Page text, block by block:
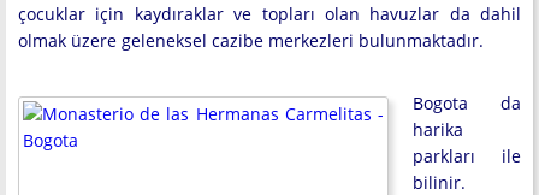
çocuklar için kaydıraklar ve topları olan havuzlar da dahil
olmak üzere geleneksel cazibe merkezleri bulunmaktadır.
Bogota da
harika
parkları ile
bilinir.